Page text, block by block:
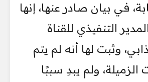
في بيان صادر عنها، إنها
التنفيذي للقناة
وثبت لها أنه لم يتم
ولم يبدِ سببًا